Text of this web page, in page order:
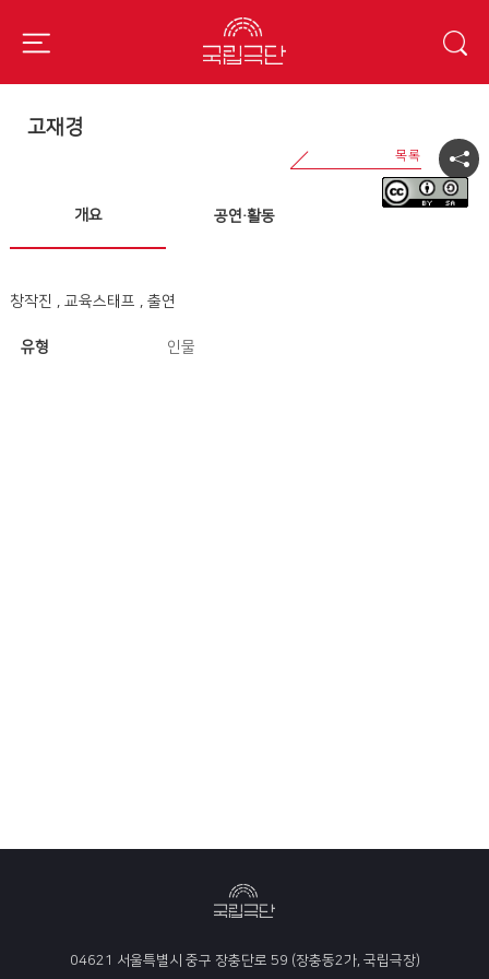
고재경
개요 공연·활동
창작진 , 교육스태프 , 출연
유형 인물
04621 서울특별시 중구 장충단로 59 (장충동2가, 국립극장)